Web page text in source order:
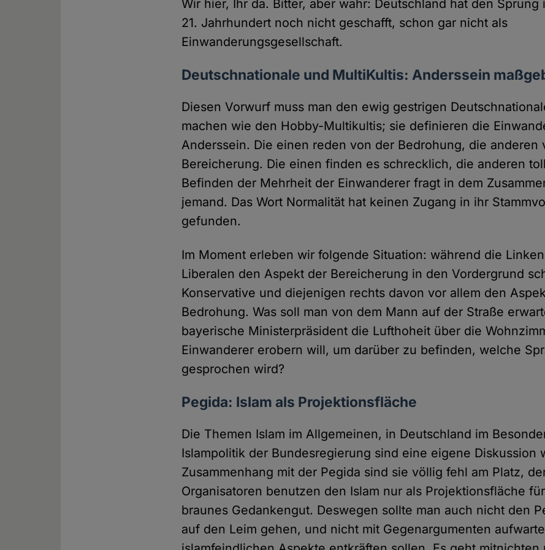
Wir hier, Ihr da. Bitter, aber wahr: Deutschland hat den Sprung
21. Jahrhundert noch nicht geschafft, schon gar nicht als
Einwanderungsgesellschaft.
Deutschnationale und MultiKultis: Anderssein
Diesen Vorwurf muss man den ewig gestrigen
machen wie den Hobby-Multikultis; sie definieren die
Anderssein. Die einen reden von der Bedrohung, die anderen
Bereicherung. Die einen finden es schrecklich, die anderen
Befinden der Mehrheit der Einwanderer fragt in dem
jemand. Das Wort Normalität hat keinen Zugang in ihr
gefunden.
Im Moment erleben wir folgende Situation: während die
Liberalen den Aspekt der Bereicherung in den Vordergrund
Konservative und diejenigen rechts davon vor allem den
Bedrohung. Was soll man von dem Mann auf der Straße
bayerische Ministerpräsident die Lufthoheit über die
Einwanderer erobern will, um darüber zu befinden, welche
gesprochen wird?
Pegida: Islam als Projektionsfläche
Die Themen Islam im Allgemeinen, in Deutschland im
Islampolitik der Bundesregierung sind eine eigene Diskussion
Zusammenhang mit der Pegida sind sie völlig fehl am Platz,
Organisatoren benutzen den Islam nur als Projektionsfläche
braunes Gedankengut. Deswegen sollte man auch nicht den
auf den Leim gehen, und nicht mit Gegenargumenten